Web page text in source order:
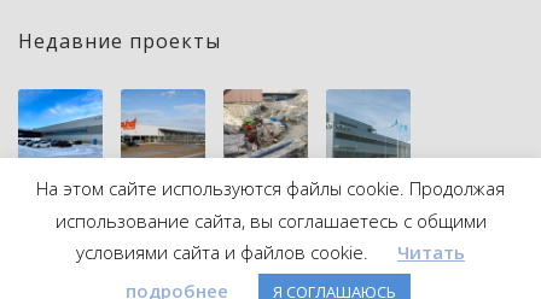
Недавние проекты
На этом сайте используются файлы cookie. Продолжая
использование сайта, вы соглашаетесь с общими
условиями сайта и файлов cookie.
Читать
подробнее
Я СОГЛАШАЮСЬ